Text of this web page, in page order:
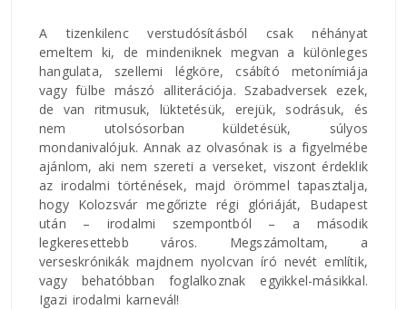
A tizenkilenc verstudósításból csak néhányat
emeltem ki, de mindeniknek megvan a különleges
hangulata, szellemi légköre, csábító metonímiája
vagy fülbe mászó alliterációja. Szabadversek ezek,
de van ritmusuk, lüktetésük, erejük, sodrásuk, és
nem utolsósorban küldetésük, súlyos
mondanivalójuk. Annak az olvasónak is a figyelmébe
ajánlom, aki nem szereti a verseket, viszont érdeklik
az irodalmi történések, majd örömmel tapasztalja,
hogy Kolozsvár megőrizte régi glóriáját, Budapest
után – irodalmi szempontból – a második
legkeresettebb város. Megszámoltam, a
verseskrónikák majdnem nyolcvan író nevét említik,
vagy behatóbban foglalkoznak egyikkel-másikkal.
Igazi irodalmi karnevál!